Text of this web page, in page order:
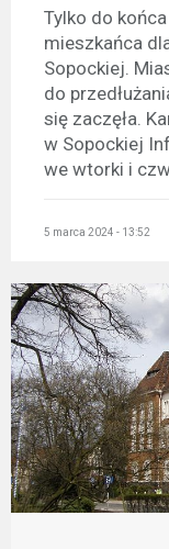
Tylko do
mieszkańca
Sopockiej.
do
się zaczęła.
w Sopockiej
we wtorki i
5 marca 2024 - 13:52